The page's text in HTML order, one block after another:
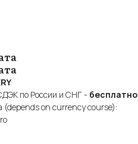
по России и СНГ - бесплатно
(depends on currency course):